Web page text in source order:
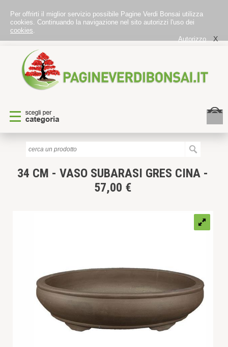
Per offrirti il miglior servizio possibile Pagine Verdi Bonsai utilizza
cookies. Continuando la navigazione nel sito autorizzi l'uso dei
cookies.
Autorizzo
X
34 CM - VASO SUBARASI GRES CINA -
57,00 €